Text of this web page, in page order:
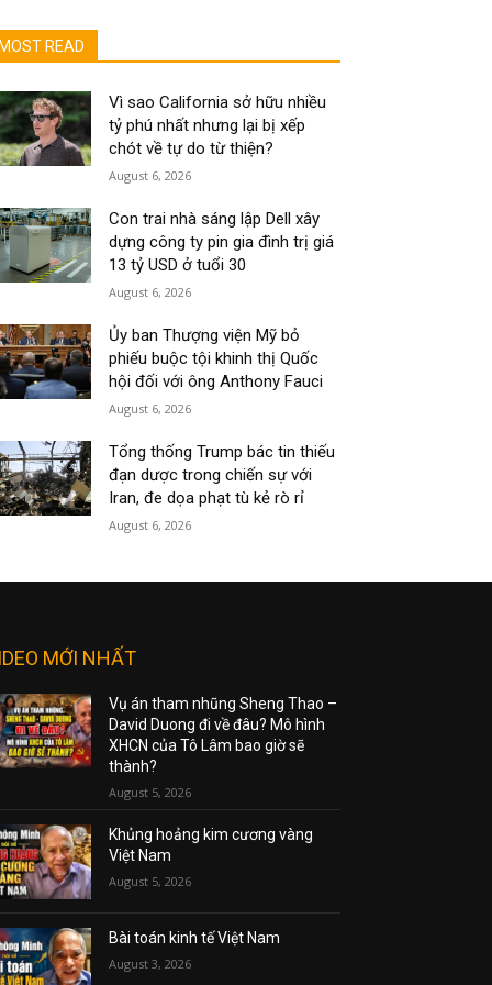
MOST READ
Vì sao California sở hữu nhiều
tỷ phú nhất nhưng lại bị xếp
chót về tự do từ thiện?
August 6, 2026
Con trai nhà sáng lập Dell xây
dựng công ty pin gia đình trị giá
13 tỷ USD ở tuổi 30
August 6, 2026
Ủy ban Thượng viện Mỹ bỏ
phiếu buộc tội khinh thị Quốc
hội đối với ông Anthony Fauci
August 6, 2026
Tổng thống Trump bác tin thiếu
đạn dược trong chiến sự với
Iran, đe dọa phạt tù kẻ rò rỉ
August 6, 2026
MỚI NHẤT
Vụ án tham nhũng Sheng Thao –
David Duong đi về đâu? Mô hình
XHCN của Tô Lâm bao giờ sẽ
thành?
August 5, 2026
Khủng hoảng kim cương vàng
Việt Nam
August 5, 2026
Bài toán kinh tế Việt Nam
August 3, 2026